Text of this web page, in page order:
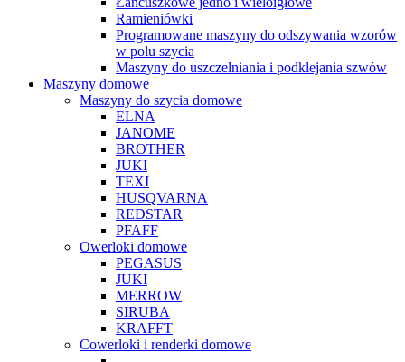
Ramieniówki
Programowane maszyny do odszywania wzorów
w polu szycia
Maszyny do uszczelniania i podklejania szwów
Maszyny domowe
Maszyny do szycia domowe
ELNA
JANOME
BROTHER
JUKI
TEXI
HUSQVARNA
REDSTAR
PFAFF
Owerloki domowe
PEGASUS
JUKI
MERROW
SIRUBA
KRAFFT
Cowerloki i renderki domowe